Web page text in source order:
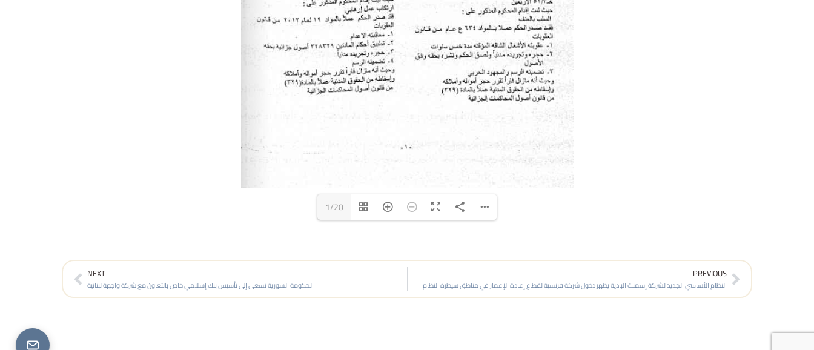
1/20
Prev
PREVIOUS
النظام الأساسي الجديد لشركة إسمنت البادية يظهر دخول شركة فرنسية لقطاع إعادة الإعمار في مناطق سيطرة النظام
NEXT
الحكومة السورية تسعى إلى تأسيس بنك إسلامي خاص بالتعاون مع شركة واجهة لبنانيةNext